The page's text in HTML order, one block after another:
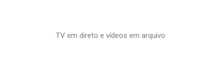
TV em direto e vídeos em arquivo